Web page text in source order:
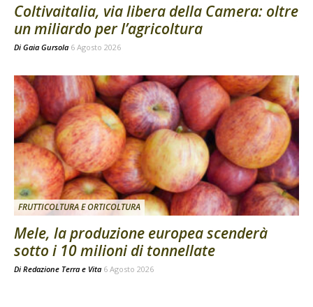
Coltivaitalia, via libera della Camera: oltre
un miliardo per l’agricoltura
Di Gaia Gursola 6 Agosto 2026
FRUTTICOLTURA E ORTICOLTURA
Mele, la produzione europea scenderà
sotto i 10 milioni di tonnellate
Di Redazione Terra e Vita 6 Agosto 2026